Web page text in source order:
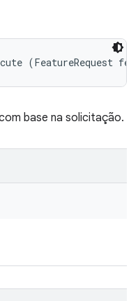
(FeatureRequest
base na solicitação.